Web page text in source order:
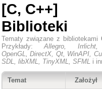
[C, C++]
Biblioteki
Tematy związane z bibliotekami
Przykłady:Allegro,
OpenGL, DirectX, Qt, WinAPI,
SDL, libXML, TinyXML, SFML i
Temat Założył